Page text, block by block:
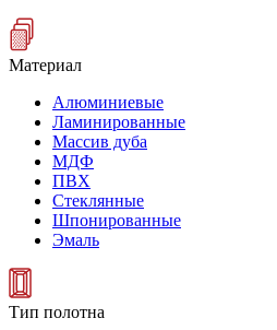
Материал
Алюминиевые
Ламинированные
Массив дуба
МДФ
ПВХ
Стеклянные
Шпонированные
Эмаль
Тип полотна